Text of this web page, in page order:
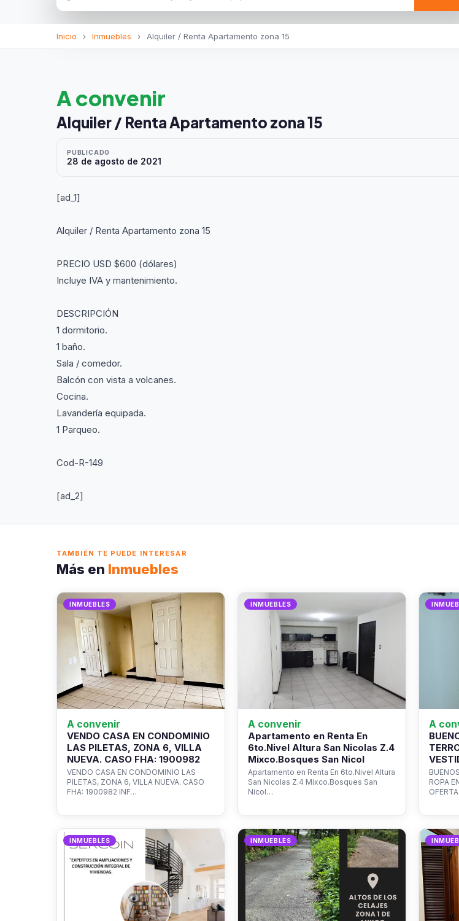
Inicio › Inmuebles › Alquiler / Renta Apartamento zona 15
A convenir
Alquiler / Renta Apartamento zona 15
PUBLICADO
28 de agosto de 2021
[ad_1]
Alquiler / Renta Apartamento zona 15
PRECIO USD $600 (dólares)
Incluye IVA y mantenimiento.
DESCRIPCIÓN
1 dormitorio.
1 baño.
Sala / comedor.
Balcón con vista a volcanes.
Cocina.
Lavandería equipada.
1 Parqueo.
Cod-R-149
[ad_2]
TAMBIÉN TE PUEDE INTERESAR
Más en Inmuebles
INMUEBLES
A convenir
VENDO CASA EN CONDOMINIO
LAS PILETAS, ZONA 6, VILLA
NUEVA. CASO FHA: 1900982
VENDO CASA EN CONDOMINIO LAS
PILETAS, ZONA 6, VILLA NUEVA. CASO
FHA: 1900982 INF…
INMUEBLES
A convenir
Apartamento en Renta En
6to.Nivel Altura San Nicolas Z.4
Mixco.Bosques San Nicol
Apartamento en Renta En 6to.Nivel Altura
San Nicolas Z.4 Mixco.Bosques San
Nicol…
A
ROPA
INMUEBLES INMUEBLES